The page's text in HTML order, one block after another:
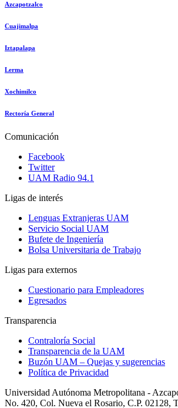
Azcapotzalco
Cuajimalpa
Iztapalapa
Lerma
Xochimilco
Rectoría General
Comunicación
Facebook
Twitter
UAM Radio 94.1
Ligas de interés
Lenguas Extranjeras UAM
Servicio Social UAM
Bufete de Ingeniería
Bolsa Universitaria de Trabajo
Ligas para externos
Cuestionario para Empleadores
Egresados
Transparencia
Contraloría Social
Transparencia de la UAM
Buzón UAM – Quejas y sugerencias
Política de Privacidad
Universidad Autónoma Metropolitana -
No. 420, Col. Nueva el Rosario, C.P. 02128,